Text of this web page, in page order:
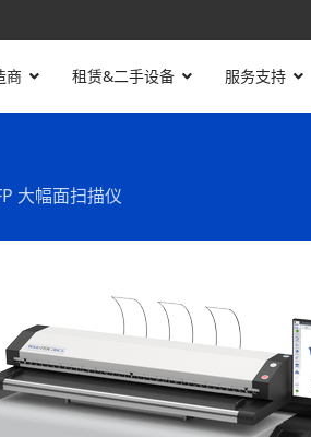
商 租赁&二手设备 服务支持
大幅面扫描仪